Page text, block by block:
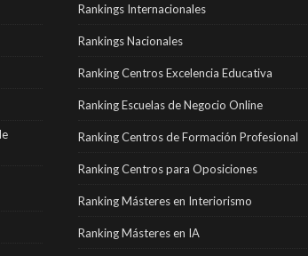
Rankings Internacionales
Rankings Nacionales
Ranking Centros Excelencia Educativa
Ranking Escuelas de Negocio Online
Ranking Centros de Formación Profesional
Ranking Centros para Oposiciones
Ranking Másteres en Interiorismo
Ranking Másteres en IA